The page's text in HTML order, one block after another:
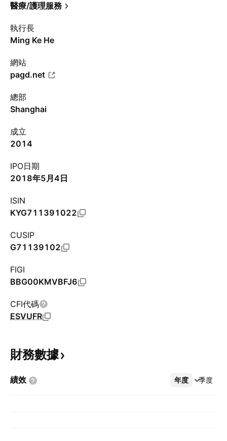
醫療/護理服務
執行長
Ming Ke He
網站
pagd.net
總部
Shanghai
成立
2014
IPO日期
2018年5月4日
ISIN
KYG711391022
CUSIP
G71139102
FIGI
BBG00KMVBFJ6
CFI代碼
ESVUFR
財務數據
績效 年度 季度
更多